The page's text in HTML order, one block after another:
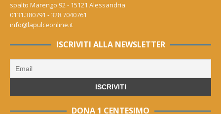
spalto Marengo 92 - 15121 Alessandria
0131.380791 - 328.7040761
info@lapulceonline.it
ISCRIVITI ALLA NEWSLETTER
DONA 1 CENTESIMO